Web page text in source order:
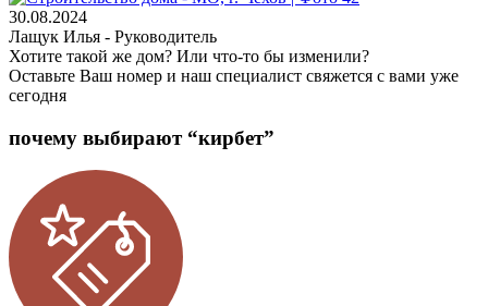
30.08.2024
Лащук Илья - Руководитель
Хотите такой же дом? Или что-то бы изменили?
Оставьте Ваш номер и наш специалист свяжется с вами уже
сегодня
почему выбирают “кирбет”